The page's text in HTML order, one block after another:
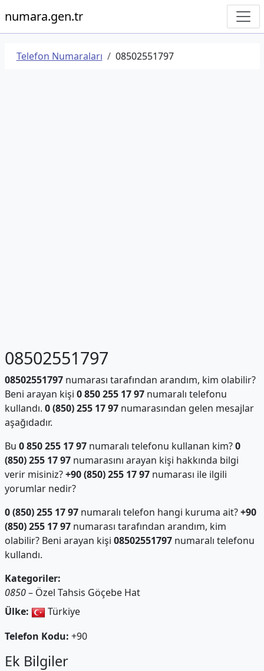
numara.gen.tr
Telefon Numaraları 08502551797
08502551797
08502551797numarası tarafından arandım, kim olabilir?
Beni arayan kişi 0 850 255 17 97numaralı telefonu
kullandı. 0 (850) 255 17 97numarasından gelen mesajlar
aşağıdadır.
Bu 0 850 255 17 97numaralı telefonu kullanan kim?0
(850) 255 17 97numarasını arayan kişi hakkında bilgi
verir misiniz?+90 (850) 255 17 97numarası ile ilgili
yorumlar nedir?
0 (850) 255 17 97numaralı telefon hangi kuruma ait?+90
(850) 255 17 97numarası tarafından arandım, kim
olabilir? Beni arayan kişi 08502551797numaralı telefonu
kullandı.
Kategoriler:
0850– Özel Tahsis Göçebe Hat
Ülke:
Türkiye
Telefon Kodu: +90
Ek Bilgiler